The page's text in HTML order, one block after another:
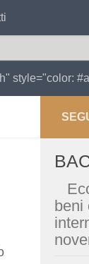
access e
style="color:
beni